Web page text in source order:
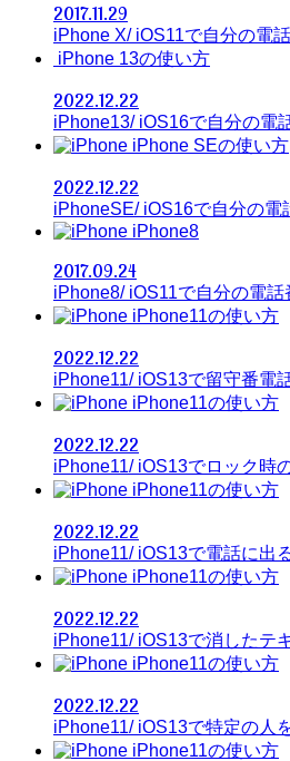
2017.11.29
iPhone X/ iOS11で自分の電
iPhone 13の使い方
2022.12.22
iPhone13/ iOS16で自分の電
iPhone SEの使い方
2022.12.22
iPhoneSE/ iOS16で自分の電
iPhone8
2017.09.24
iPhone8/ iOS11で自分の電
iPhone11の使い方
2022.12.22
iPhone11/ iOS13で留守番電
iPhone11の使い方
2022.12.22
iPhone11/ iOS13でロック時
iPhone11の使い方
2022.12.22
iPhone11/ iOS13で電話に出
iPhone11の使い方
2022.12.22
iPhone11/ iOS13で消したテ
iPhone11の使い方
2022.12.22
iPhone11/ iOS13で特定の人
iPhone11の使い方